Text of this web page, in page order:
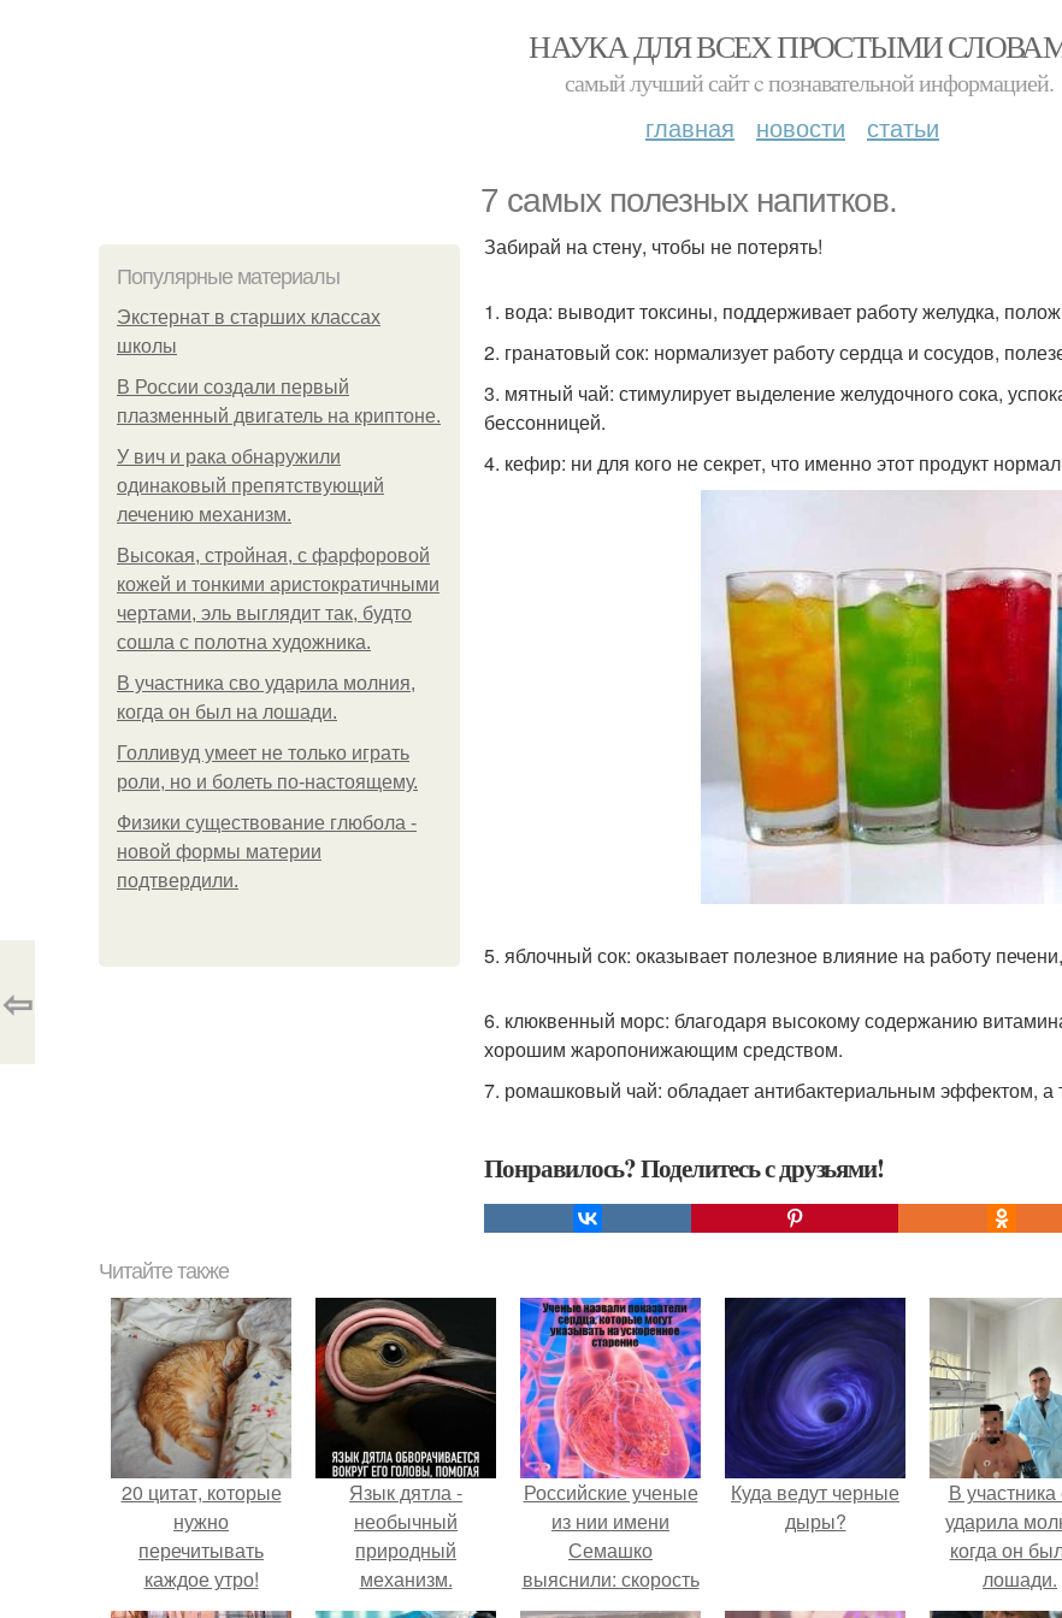
НАУКА ДЛЯ ВСЕХ ПРОСТЫМИ
самый лучший сайт c познавательной информацией.
главная новости статьи
7 самых полезных напитков.
Популярные материалы
Экстернат в старших классах
школы
В России создали первый
плазменный двигатель на криптоне.
У вич и рака обнаружили
одинаковый препятствующий
лечению механизм.
Высокая, стройная, с фарфоровой
кожей и тонкими аристократичными
чертами, эль выглядит так, будто
сошла с полотна художника.
В участника сво ударила молния,
когда он был на лошади.
Голливуд умеет не только играть
роли, но и болеть по-настоящему.
Физики существование глюбола -
новой формы материи
подтвердили.
Забирай на стену, чтобы не потерять!
1. вода: выводит токсины, поддерживает работу желудка,
2. гранатовый сок: нормализует работу сердца и сосудов,
3. мятный чай: стимулирует выделение желудочного сока,
бессонницей.
4. кефир: ни для кого не секрет, что именно этот продукт
5. яблочный сок: оказывает полезное влияние на работу
6. клюквенный морс: благодаря высокому содержанию
хорошим жаропонижающим средством.
7. ромашковый чай: обладает антибактериальным эффектом, а
Понравилось? Поделитесь с друзьями!
⇦
Читайте также
20 цитат, которые
нужно
перечитывать
каждое утро!
Язык дятла -
необычный
природный
механизм.
Российские ученые
из нии имени
Семашко
выяснили: скорость
старения напрямую
Куда ведут черные
дыры?
В участника
ударила
когда он
лошади.